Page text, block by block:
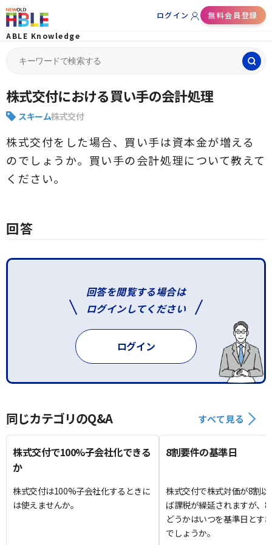
ログイン
無料会員登録
ABLE Knowledge
for:
株式交付における買い手の会計処理
スキーム株式交付
株式交付をした場合、買い手は資本金が増える
のでしょうか。買い手の会計処理について教えて
ください。
回答
回答を閲覧する場合は
ログインしてください
ログイン
同じカテゴリのQ&A すべて見る
株式交付で100%子会社化できる
か
株式交付は100%子会社化するときに
は使えませんか。
8割要件の基準日
株式交付で株式対価が8割以
ば課税が繰延されますが、
どうかはいつを基準日とす
でしょうか。